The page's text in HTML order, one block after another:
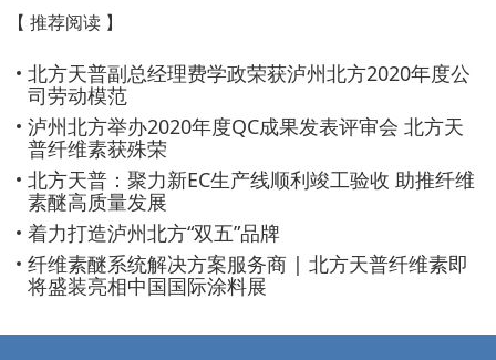
泸州北方化学工业有限公司同江苏飞
翔化工集团合资，成立苏州天普化工有限
公司。2003年在张家港建成了年产5000
吨的第二生产基地。 北方天普纤维素
有限公司 新的起点，新的征程，新的未
来，青，取之于蓝而青于蓝，冰，水为之
而于水。展望未来，我们深信凭借天普人
的勤奋和朴实，持续创新，源于欧洲而融
贯中西，天普将持续成为全球领先的纤维
素产品供应商。 2006年 泸州北
团、美国Hercules公司，三方共同成立赫
【 推荐阅读 】
北方天普副总经理费学政荣获泸州北方2020年度公
司劳动模范
泸州北方举办2020年度QC成果发表评审会 北方天
普纤维素获殊荣
北方天普：聚力新EC生产线顺利竣工验收 助推纤维
素醚高质量发展
着力打造泸州北方“双五”品牌
纤维素醚系统解决方案服务商 | 北方天普纤维素即
将盛装亮相中国国际涂料展